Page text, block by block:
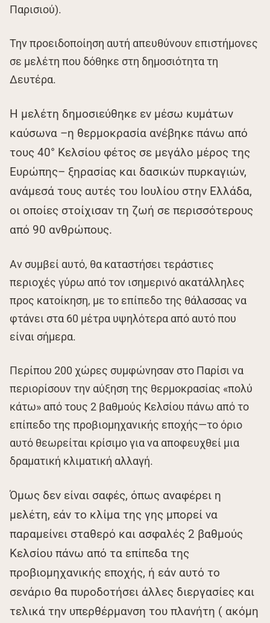
Παρισιού).
Την προειδοποίηση αυτή απευθύνουν επιστήμονες
σε μελέτη που δόθηκε στη δημοσιότητα τη
Δευτέρα.
Η μελέτη δημοσιεύθηκε εν μέσω κυμάτων
καύσωνα –η θερμοκρασία ανέβηκε πάνω από
τους 40° Κελσίου φέτος σε μεγάλο μέρος της
Ευρώπης– ξηρασίας και δασικών πυρκαγιών,
ανάμεσά τους αυτές του Ιουλίου στην Ελλάδα,
οι οποίες στοίχισαν τη ζωή σε περισσότερους
από 90 ανθρώπους.
Αν συμβεί αυτό, θα καταστήσει τεράστιες
περιοχές γύρω από τον ισημερινό ακατάλληλες
προς κατοίκηση, με το επίπεδο της θάλασσας να
φτάνει στα 60 μέτρα υψηλότερα από αυτό που
είναι σήμερα.
Περίπου 200 χώρες συμφώνησαν στο Παρίσι να
περιορίσουν την αύξηση της θερμοκρασίας «πολύ
κάτω» από τους 2 βαθμούς Κελσίου πάνω από το
επίπεδο της προβιομηχανικής εποχής—το όριο
αυτό θεωρείται κρίσιμο για να αποφευχθεί μια
δραματική κλιματική αλλαγή.
Όμως δεν είναι σαφές, όπως αναφέρει η
μελέτη, εάν το κλίμα της γης μπορεί να
παραμείνει σταθερό και ασφαλές 2 βαθμούς
Κελσίου πάνω από τα επίπεδα της
προβιομηχανικής εποχής, ή εάν αυτό το
σενάριο θα πυροδοτήσει άλλες διεργασίες και
τελικά την υπερθέρμανση του πλανήτη ( ακόμη